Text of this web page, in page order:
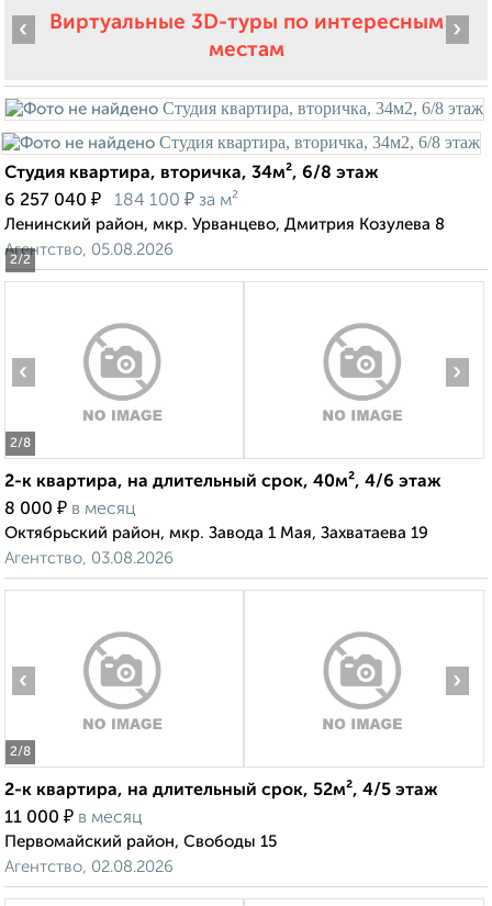
Виртуальные 3D-туры по интересным
местам
2/2
‹ ›
Студия квартира, вторичка, 34м², 6/8 этаж
6 257 040 ₽ 184 100 ₽ за м²
Ленинский район, мкр. Урванцево, Дмитрия Козулева 8
Агентство, 05.08.2026
2/8
‹ ›
2-к квартира, на длительный срок, 40м², 4/6 этаж
8 000 ₽ в месяц
Октябрьский район, мкр. Завода 1 Мая, Захватаева 19
Агентство, 03.08.2026
2/8
‹ ›
2-к квартира, на длительный срок, 52м², 4/5 этаж
11 000 ₽ в месяц
Первомайский район, Свободы 15
Агентство, 02.08.2026